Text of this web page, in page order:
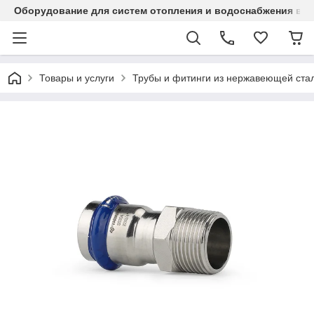
Оборудование для систем отопления и водоснабжения в
Товары и услуги Трубы и фитинги из нержавеющей